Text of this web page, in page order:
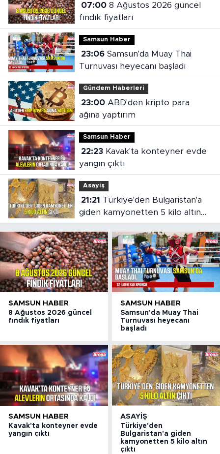
07:008 Ağustos 2026 güncel
fındık fiyatları
Samsun Haber
23:06Samsun'da Muay Thai
Turnuvası heyecanı başladı
Gündem Haberleri
23:00ABD'den kripto para
ağına yaptırım
Samsun Haber
22:23Kavak'ta konteyner evde
yangın çıktı
Asayiş
21:21
giden kamyonetten 5 kilo altın
çıktı
SAMSUN HABER
8 Ağustos 2026 güncel
fındık fiyatları
SAMSUN HABER
Samsun'da Muay Thai
Turnuvası heyecanı
başladı
SAMSUN HABER
Kavak'ta konteyner evde
yangın çıktı
ASAYIŞ
Türkiye'den
Bulgaristan'a giden
kamyonetten 5 kilo altın
çıktı